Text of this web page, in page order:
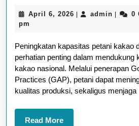
April 6, 2026 Apriladmin admin
0
pm
Peningkatan kapasitas petani kakao
perhatian penting dalam mendukung
kakao nasional. Melalui penerapan
Practices (GAP), petani dapat
kualitas produksi, sekaligus menjaga
Read MoreRead